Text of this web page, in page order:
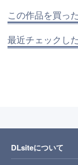
この作品を買っ
最近チェックし
DLsiteについて